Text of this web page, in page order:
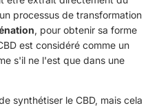
processus de transformation
, pour obtenir sa forme
est considéré comme un
s'il ne l'est que dans une
synthétiser le CBD, mais cela